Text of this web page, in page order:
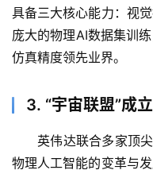
开
目
具备三大核心能力：视
庞大的物理AI数据集训
仿真精度领先业界。
3. “宇宙联盟”成
英伟达联合多家顶
物理人工智能的变革与